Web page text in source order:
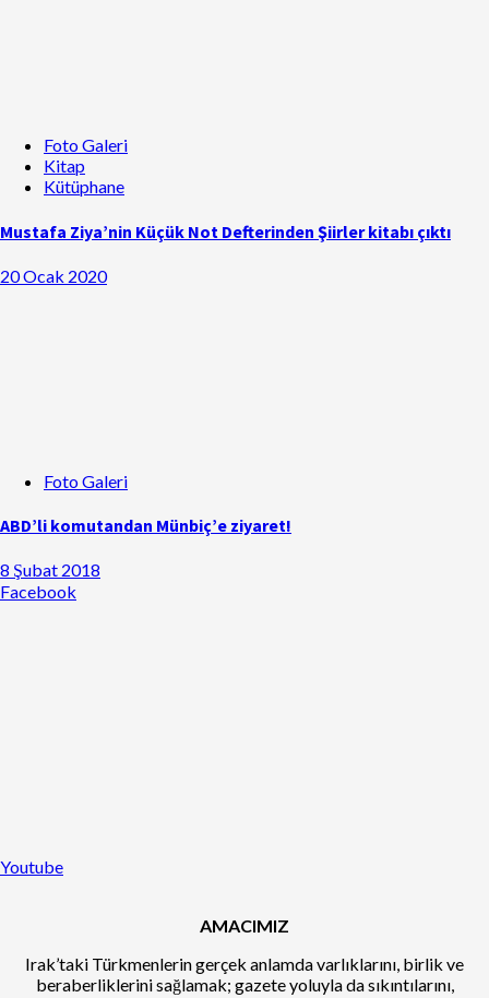
Foto Galeri
Kitap
Kütüphane
Mustafa Ziya’nin Küçük Not Defterinden Şiirler kitabı çıktı
20 Ocak 2020
Foto Galeri
ABD’li komutandan Münbiç’e ziyaret!
8 Şubat 2018
Facebook
Youtube
AMACIMIZ
Irak’taki Türkmenlerin gerçek anlamda varlıklarını, birlik ve
beraberliklerini sağlamak; gazete yoluyla da sıkıntılarını,